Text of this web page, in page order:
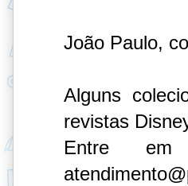
João Paulo,
Alguns
revistas
Entre em